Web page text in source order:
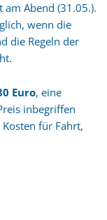
Abend (31.05.).
wenn die
die Regeln der
Euro, eine
inbegriffen
für Fahrt,